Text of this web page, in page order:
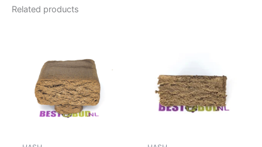
Related products